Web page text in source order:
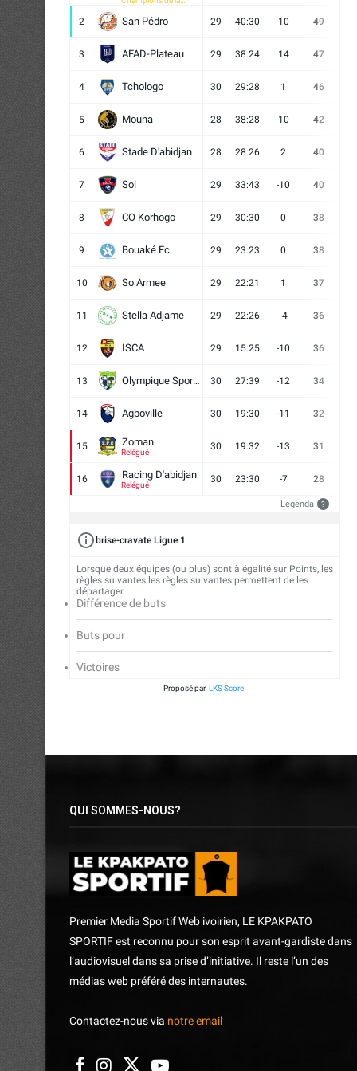
2 San Pédro 29 40:30 10 49
3 AFAD-Plateau 29 38:24 14 47
4 Tchologo 30 29:28 1 46
5 Mouna 28 38:28 10 42
6 Stade D'abidjan 28 28:26 2 40
7 Sol 29 33:43 -10 40
8 CO Korhogo 29 30:30 0 38
9 Bouaké Fc 29 23:23 0 38
10 So Armee 29 22:21 1 37
11 Stella Adjame 29 22:26 -4 36
12 ISCA 29 15:25 -10 36
13 Olympique Sport d'Abobo FC 30 27:39 -12 34
14 Agboville 30 19:30 -11 32
15 Zoman
Relégué
30 19:32 -13 31
16 Racing D'abidjan
Relégué
30 23:30 -7 28
Legenda ?
brise-cravate Ligue 1
Lorsque deux équipes (ou plus) sont à égalité sur Points, les
règles suivantes les règles suivantes permettent de les
départager :
Différence de buts
Buts pour
Victoires
Proposé par LKS Score
QUI SOMMES-NOUS?
Premier Media Sportif Web ivoirien, LE KPAKPATO
SPORTIF est reconnu pour son esprit avant-gardiste dans
l’audiovisuel dans sa prise d’initiative. Il reste l’un des
médias web préféré des internautes.
Contactez-nous via notre email